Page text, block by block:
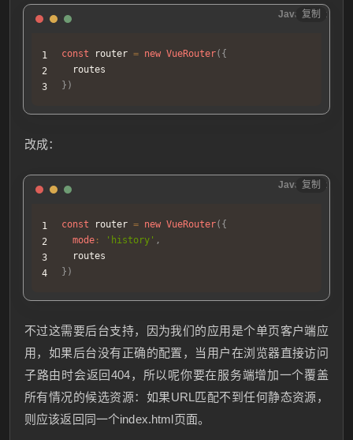
const router = new VueRouter( {
} )
复制
JavaScript
改成：
const router = new VueRouter( {
mode : 'history' ,
} )
复制
JavaScript
不过这需要后台支持，因为我们的应用是个单页客户端应
用，如果后台没有正确的配置，当用户在浏览器直接访问
子路由时会返回404，所以呢你要在服务端增加一个覆盖
所有情况的候选资源：如果URL匹配不到任何静态资源，
则应该返回同一个index.html页面。